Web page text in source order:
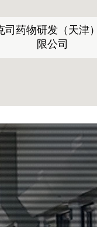
司药物研发（天津
限公司